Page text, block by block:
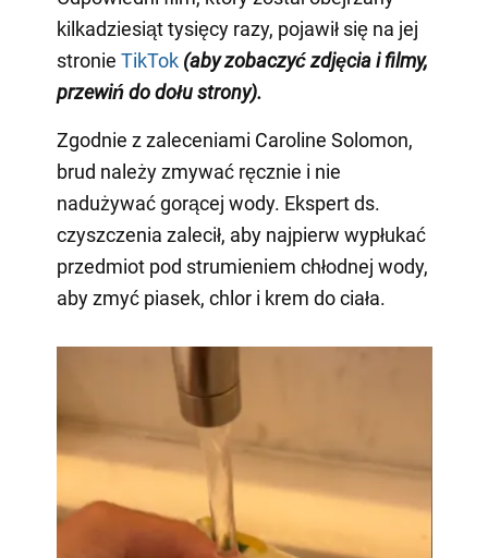
kilkadziesiąt tysięcy razy, pojawił się na jej
stronie TikTok (aby zobaczyć zdjęcia i filmy,
przewiń do dołu strony).
Zgodnie z zaleceniami Caroline Solomon,
brud należy zmywać ręcznie i nie
nadużywać gorącej wody. Ekspert ds.
czyszczenia zalecił, aby najpierw wypłukać
przedmiot pod strumieniem chłodnej wody,
aby zmyć piasek, chlor i krem do ciała.